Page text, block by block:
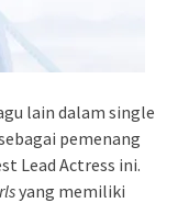
lain dalam single
pemenang
Lead Actress ini.
yang memiliki